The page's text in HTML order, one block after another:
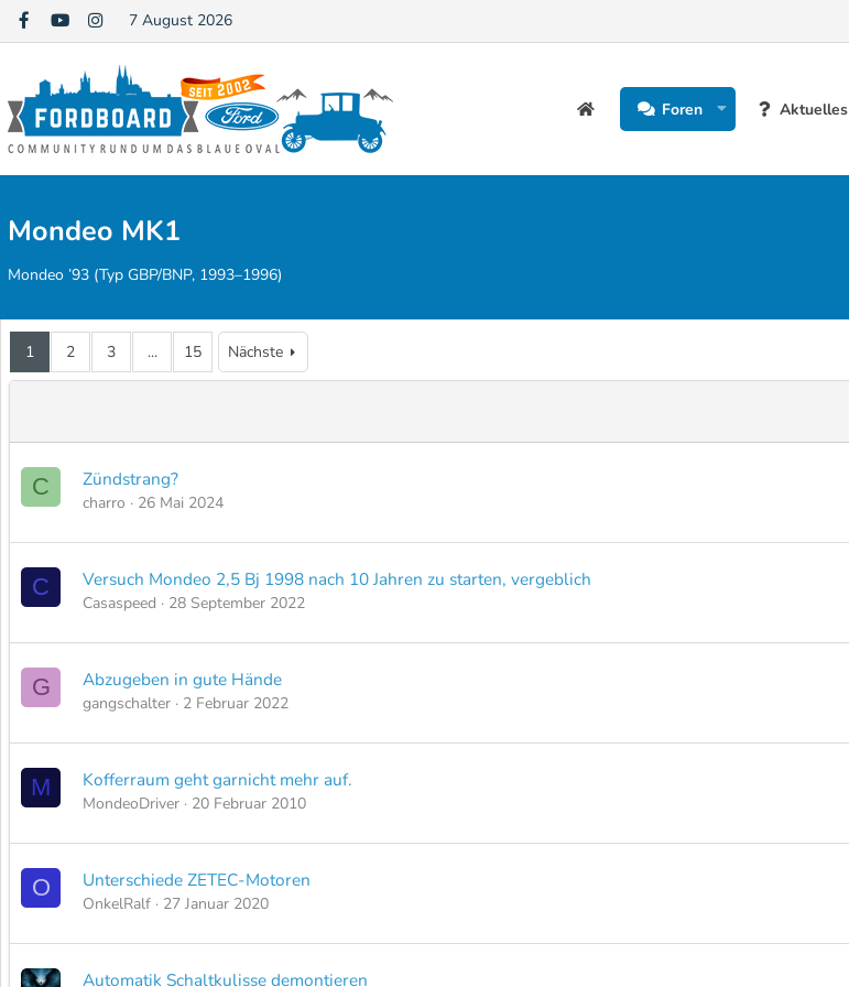
7 August 2026
Foren Aktuelles
Mondeo MK1
Mondeo ’93 (Typ GBP/BNP, 1993–1996)
1 2 3 ... 15 Nächste
C Zündstrang?
charro 26 Mai 2024
C Versuch Mondeo 2,5 Bj 1998 nach 10 Jahren zu starten, vergeblich
Casaspeed 28 September 2022
G Abzugeben in gute Hände
gangschalter 2 Februar 2022
M Kofferraum geht garnicht mehr auf.
MondeoDriver 20 Februar 2010
O Unterschiede ZETEC-Motoren
OnkelRalf 27 Januar 2020
Automatik Schaltkulisse demontieren